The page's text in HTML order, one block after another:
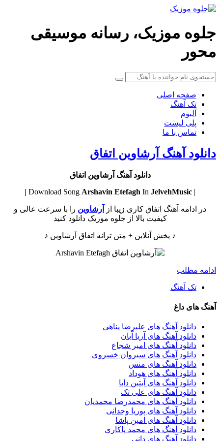
جلوه موزیک، رسانه موسیقی
محور
صفحه اصلی
تک آهنگ
آلبوم
پلی لیست
تماس با ما
دانلود آهنگ آرشاوین اتفاق
دانلود آهنگ آرشاوین اتفاق
| Download Song
Arshavin Etefagh In JelvehMusic |
در ادامه آهنگ اتفاق کاری زیبا از آرشاوین را با سرعت عالی و
کیفیت بالا از جلوه موزیک دانلود کنید
♪ پخش آنلاین + متن ترانه اتفاق آرشاوین ♪
ادامه مطلب
تک آهنگ
آهنگ های داغ
دانلود آهنگ های علیرضا پناهی
دانلود آهنگ های آریا آبان
دانلود آهنگ های امیر شجاع
دانلود آهنگ های سیروان خسروی
دانلود آهنگ های منس
دانلود آهنگ های هوداد
دانلود آهنگ های آبتین دابا
دانلود آهنگ های علی تک
دانلود آهنگ های محمدرضا محمدیان
دانلود آهنگ های پوریا وجدانی
دانلود آهنگ های امین پاشا
دانلود آهنگ های محمد پاکاری
دانلود آهنگ های دانی